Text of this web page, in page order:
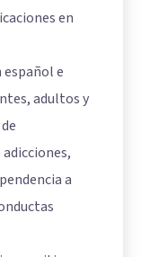
en
e
adultos y
a